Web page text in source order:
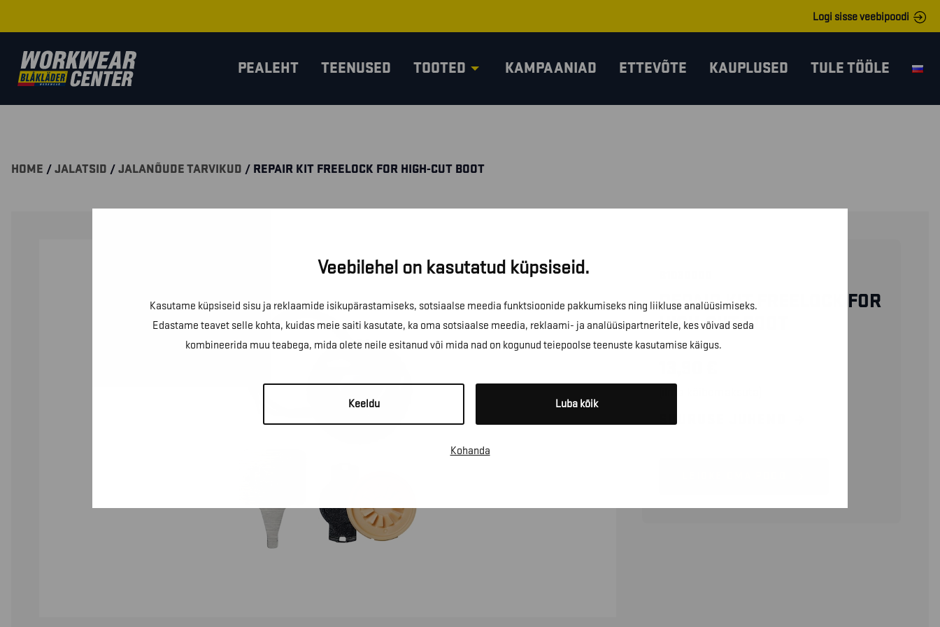
Veebilehel on kasutatud küpsiseid.
Kasutame küpsiseid sisu ja reklaamide isikupärastamiseks, sotsiaalse meedia funktsioonide pakkumiseks ning liikluse analüüsimiseks.
Edastame teavet selle kohta, kuidas meie saiti kasutate, ka oma sotsiaalse meedia, reklaami- ja analüüsipartneritele, kes võivad seda
kombineerida muu teabega, mida olete neile esitanud või mida nad on kogunud teiepoolse teenuste kasutamise käigus.
Keeldu Luba kõik
Kohanda
Logi sisse veebipoodi
PEALEHT TEENUSED TOOTED KAMPAANIAD ETTEVÕTE KAUPLUSED TULE TÖÖLE
HOME /JALATSID /JALANÕUDE TARVIKUD / REPAIR KIT FREELOCK FOR HIGH-CUT BOOT
REPAIR KIT FREELOCK FOR
HIGH-CUT BOOT
SUURUSE JUHEND